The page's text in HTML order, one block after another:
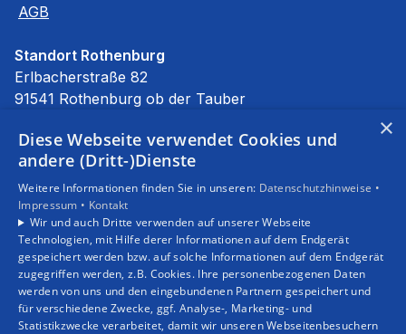
AGB
Standort Rothenburg
Erlbacherstraße 82
91541 Rothenburg ob der Tauber
Tel.: 09861 94590
Unsere Bereiche
Privatkunden
Gewerbekunden
Karriere
Unternehmen
Kontakt
×
Diese Webseite verwendet Cookies und
andere (Dritt-)Dienste
Weitere Informationen finden Sie in unseren: Datenschutzhinweise •
Impressum • Kontakt
Wir und auch Dritte verwenden auf unserer Webseite
Technologien, mit Hilfe derer Informationen auf dem Endgerät
gespeichert werden bzw. auf solche Informationen auf dem Endgerät
zugegriffen werden, z.B. Cookies. Ihre personenbezogenen Daten
werden von uns und den eingebundenen Partnern gespeichert und
für verschiedene Zwecke, ggf. Analyse-, Marketing- und
Statistikzwecke verarbeitet, damit wir unseren Webseitenbesuchern